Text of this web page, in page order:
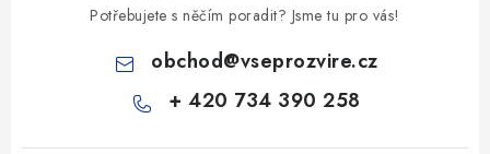
Potřebujete s něčím poradit? Jsme tu pro vás!
obchod@vseprozvire.cz
+ 420 734 390 258